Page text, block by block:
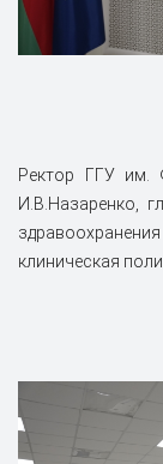
Ректор ГГУ им.
И.В.Назаренко,
клиническая